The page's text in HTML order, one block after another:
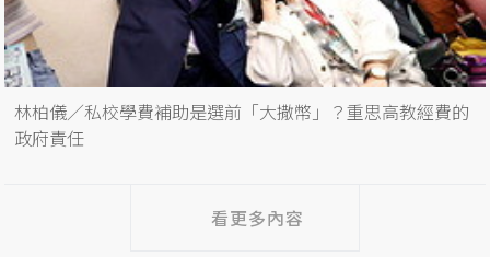
林柏儀／私校學費補助是選前「大撒幣」？重思高教經費的
政府責任
看更多內容